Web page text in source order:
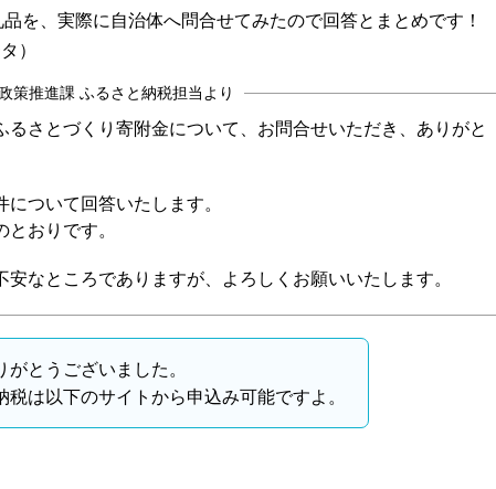
を、実際に自治体へ問合せてみたので回答とまとめです！
）
策推進課 ふるさと納税担当より
るさとづくり寄附金について、お問合せいただき、ありがと
ついて回答いたします。
とおりです。
安なところでありますが、よろしくお願いいたします。
がとうございました。
税は以下のサイトから申込み可能ですよ。